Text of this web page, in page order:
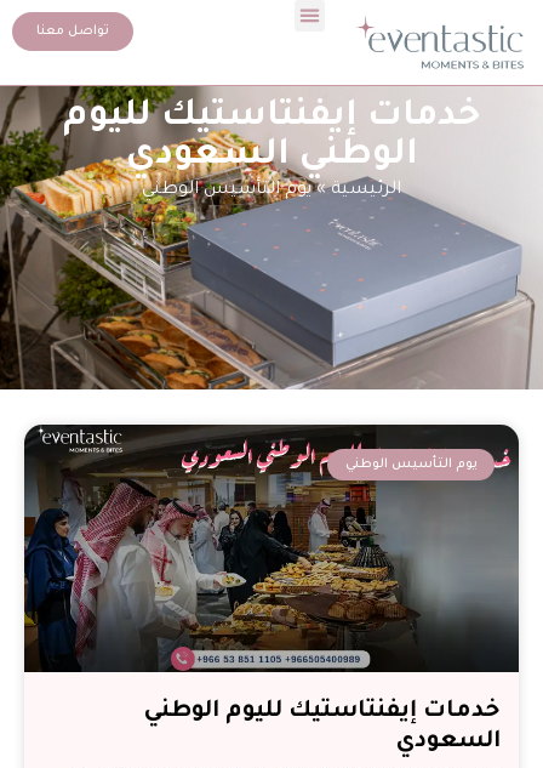
تواصل معنا
خدمات إيفنتاستيك لليوم
الوطني السعودي
الرئيسية»يوم التأسيس الوطني
يوم التأسيس الوطني
خدمات إيفنتاستيك لليوم الوطني
السعودي